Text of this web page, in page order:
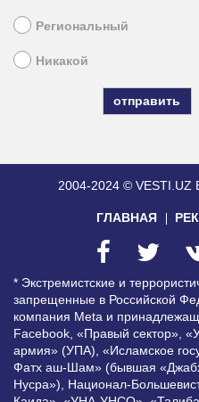
Региональный
Никакой
2004-2024 © VESTI.UZ
ГЛАВНАЯ
* Экстремистские и
запрещенные в Российской
компания Meta и
Facebook, «Правый сектор»,
армия» (УПА), «Исламское
Фатх аш-Шам» (бывшая
Нусра»), Национал-